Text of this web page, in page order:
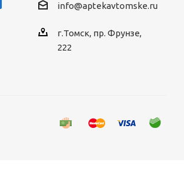
info@aptekavtomske.ru
г.Томск, пр. Фрунзе,
222